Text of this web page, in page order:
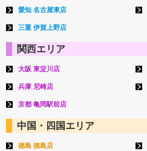
愛知 名古屋東店
三重 伊賀上野店
関西エリア
大阪 東淀川店
兵庫 尼崎店
京都 亀岡駅前店
中国・四国エリア
徳島 徳島店